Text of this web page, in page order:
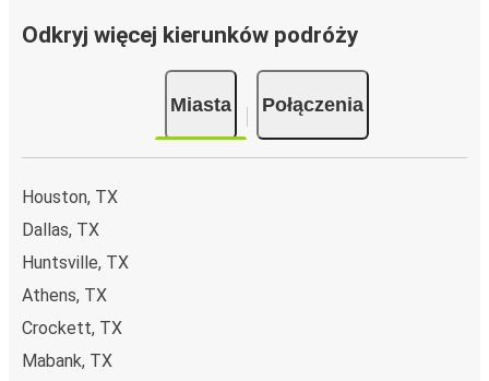
Odkryj więcej kierunków podróży
Miasta Połączenia
Houston, TX
Dallas, TX
Huntsville, TX
Athens, TX
Crockett, TX
Mabank, TX